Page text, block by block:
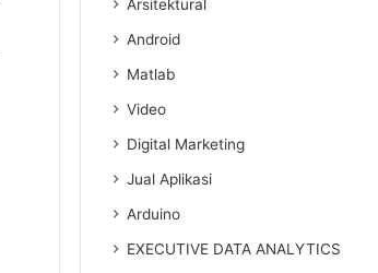
Arsitektural
Android
Matlab
Video
Digital Marketing
Jual Aplikasi
Arduino
EXECUTIVE DATA ANALYTICS